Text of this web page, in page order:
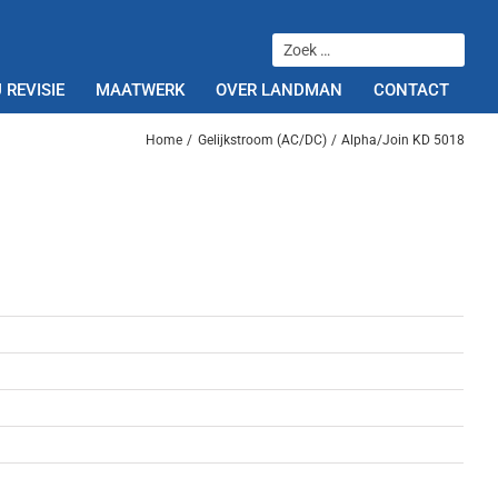
REVISIE MAATWERK OVER LANDMAN CONTACT
Home Gelijkstroom (AC/DC) Alpha/Join KD 5018